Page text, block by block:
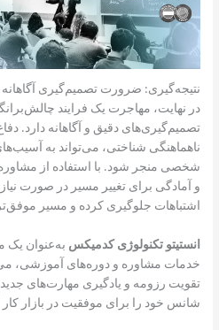
نتیجه‌گیری: ضرورت تصمیم‌گیری
در نهایت، مهاجرت یک فرایند
تصمیم‌گیری‌های دقیق و آگاهانه دارد.
ناهماهنگی شناختی، می‌تواند به
شخصی منجر شود. با استفاده از
و آمادگی برای تغییر مسیر در صورت
اشتباهات جلوگیری کرده و مسیر
انستیتو تکنولوژی کدمیکس به‌عنوان
خدمات مشاوره و دوره‌های آموزشی،
تقویت رزومه و یادگیری مهارت‌های جدید
شانس خود را برای موفقیت در بازار